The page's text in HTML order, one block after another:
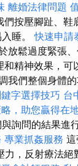
離婚法律問題
們按壓腳趾、鞋
入睡。快速申請
放鬆過度緊張、
精神效果，可
我們整個身體
字選擇技巧 台
，助您贏得在
詢問的結果進
專業抓姦服務
，反射療法絕